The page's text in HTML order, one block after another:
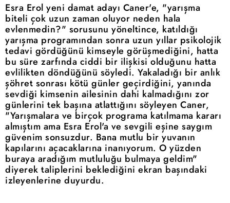
Esra Erol yeni damat adayı Caner'e, "yarışma
biteli çok uzun zaman oluyor neden hala
evlenmedin?" sorusunu yöneltince, katıldığı
yarışma programından sonra uzun yıllar psikolojik
tedavi gördüğünü kimseyle görüşmediğini, hatta
bu süre zarfında ciddi bir ilişkisi olduğunu hatta
evlilikten döndüğünü söyledi. Yakaladığı bir anlık
şöhret sonrası kötü günler geçirdiğini, yanında
sevdiği kimsenin ailesinin dahi kalmadığını zor
günlerini tek başına atlattığını söyleyen Caner,
"Yarışmalara ve birçok programa katılmama kararı
almıştım ama Esra Erol'a ve sevgili eşine saygım
güvenim sonsuzdur. Bana mutlu bir yuvanın
kapılarını açacaklarına inanıyorum. O yüzden
buraya aradığım mutluluğu bulmaya geldim"
diyerek taliplerini beklediğini ekran başındaki
izleyenlerine duyurdu.